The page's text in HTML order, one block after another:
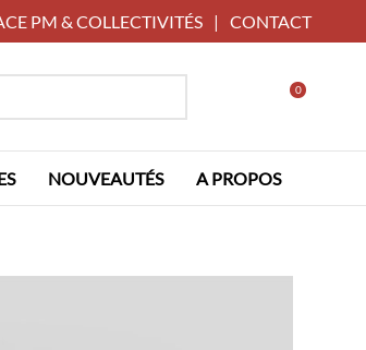
PM & COLLECTIVITÉS | CONTACT
0
NOUVEAUTÉS A PROPOS